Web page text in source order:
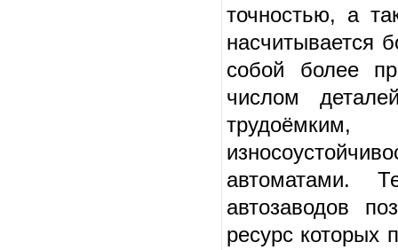
точностью, а
насчитывается
собой более
числом
автоматами.
автозаводов
ресурс которых